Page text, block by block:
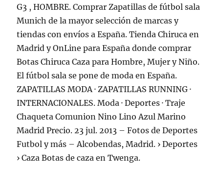
G3 , HOMBRE. Comprar Zapatillas de fútbol sala
Munich de la mayor selección de marcas y
tiendas con envíos a España. Tienda Chiruca en
Madrid y OnLine para España donde comprar
Botas Chiruca Caza para Hombre, Mujer y Niño.
El fútbol sala se pone de moda en España.
ZAPATILLAS MODA · ZAPATILLAS RUNNING ·
INTERNACIONALES. Moda · Deportes · Traje
Chaqueta Comunion Nino Lino Azul Marino
Madrid Precio. 23 jul. 2013 – Fotos de Deportes
Futbol y más – Alcobendas, Madrid. › Deportes
› Caza Botas de caza en Twenga.